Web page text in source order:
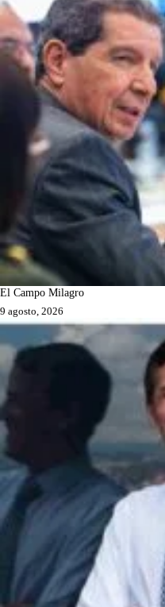
El Campo Milagro
9 agosto, 2026